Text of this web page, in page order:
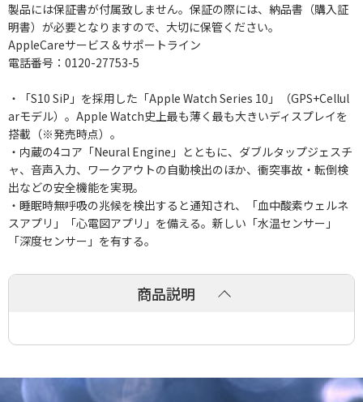
製品には保証書が付属致しません。保証の際には、納品書（購入証
明書）が必要となりますので、大切に保管ください。
AppleCareサービス＆サポートライン
電話番号：0120-27753-5
・「S10 SiP」を採用した「Apple Watch Series 10」（GPS+Cellul
arモデル）。Apple Watch史上最も薄く最も大きいディスプレイを
搭載（※発売時点）。
・内蔵の4コア「Neural Engine」とともに、ダブルタップジェスチ
ャ、音声入力、ワークアウトの自動検出のほか、衝突事故・転倒検
出などの安全機能を実現。
・睡眠時無呼吸の兆候を検出すると通知され、「血中酸素ウェルネ
スアプリ」「心電図アプリ」を備える。新しい「水温センサー」
「深度センサー」を有する。
商品説明